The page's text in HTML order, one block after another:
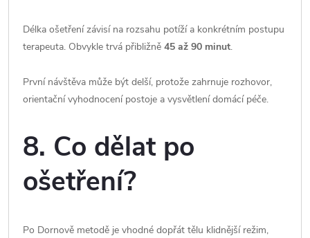
Délka ošetření závisí na rozsahu potíží a konkrétním postupu
terapeuta. Obvykle trvá přibližně 45 až 90 minut.
První návštěva může být delší, protože zahrnuje rozhovor,
orientační vyhodnocení postoje a vysvětlení domácí péče.
8. Co dělat po
ošetření?
Po Dornově metodě je vhodné dopřát tělu klidnější režim,